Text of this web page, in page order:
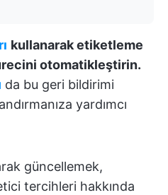
kullanarak etiketleme
otomatikleştirin.
da bu geri bildirimi
yardımcı
güncellemek,
tercihleri hakkında